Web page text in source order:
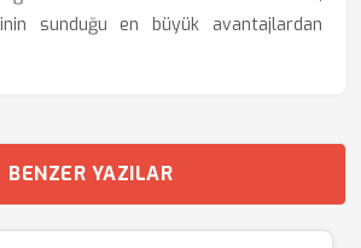
sunduğu en büyük avantajlardan
BENZER YAZILAR